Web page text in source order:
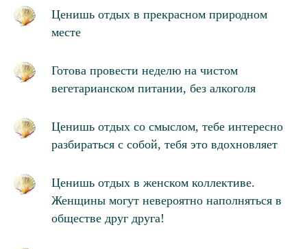
Ценишь отдых в прекрасном природном
месте
Готова провести неделю на чистом
вегетарианском питании, без алкоголя
Ценишь отдых со смыслом, тебе интересно
разбираться с собой, тебя это вдохновляет
Ценишь отдых в женском коллективе.
Женщины могут невероятно наполняться в
обществе друг друга!